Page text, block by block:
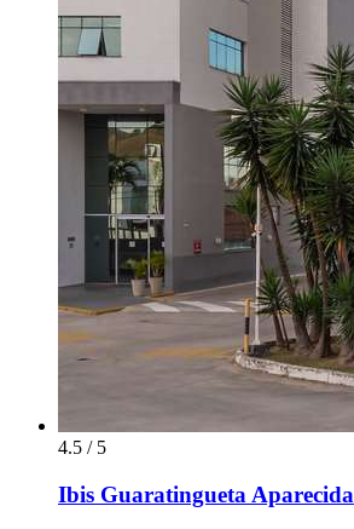
4.5 / 5
Ibis Guaratingueta Aparecida